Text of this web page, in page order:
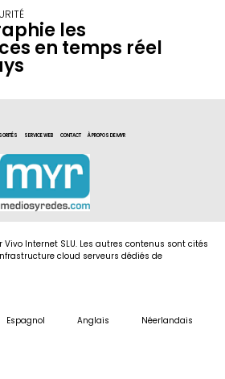
les
en temps réel
SERVICE WEB CONTACT À PROPOS DE MYR
Internet SLU. Les autres contenus sont cités
cloud serveurs dédiés de
Espagnol Anglais Néerlandais